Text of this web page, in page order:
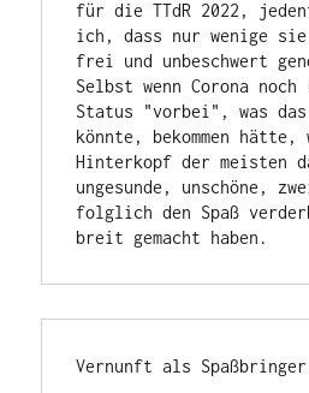
für die TTdR 2022,
ich, dass nur wenige
frei und unbeschwert
Selbst wenn Corona
Status "vorbei", was das
könnte, bekommen
Hinterkopf der meisten
ungesunde, unschöne,
folglich den Spaß
breit gemacht haben.
Vernunft als